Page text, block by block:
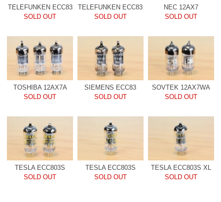
TELEFUNKEN ECC83
SOLD OUT
TELEFUNKEN ECC83
SOLD OUT
NEC 12AX7
SOLD OUT
TOSHIBA 12AX7A
SOLD OUT
SIEMENS ECC83
SOLD OUT
SOVTEK 12AX7WA
SOLD OUT
TESLA ECC803S
SOLD OUT
TESLA ECC803S
SOLD OUT
TESLA ECC803S XL
SOLD OUT